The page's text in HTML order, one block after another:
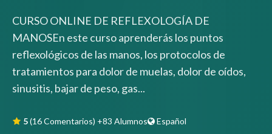
CURSO ONLINE DE REFLEXOLOGÍA DE
MANOSEn este curso aprenderás los puntos
reflexológicos de las manos, los protocolos de
tratamientos para dolor de muelas, dolor de oídos,
sinusitis, bajar de peso, gas...
5(16 Comentarios) +83 Alumnos Español